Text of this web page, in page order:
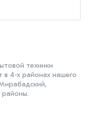
техники
в 4-х районах нашего
районы.